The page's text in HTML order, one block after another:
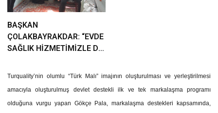
BAŞKAN
ÇOLAKBAYRAKDAR: “EVDE
SAĞLIK HİZMETİMİZLE DE
DOKUNUYORUZ”
Turquality’nin olumlu “Türk Malı” imajının oluşturulması ve yerleştirilmesi
amacıyla oluşturulmuş devlet destekli ilk ve tek markalaşma programı
olduğuna vurgu yapan Gökçe Pala, markalaşma destekleri kapsamında,